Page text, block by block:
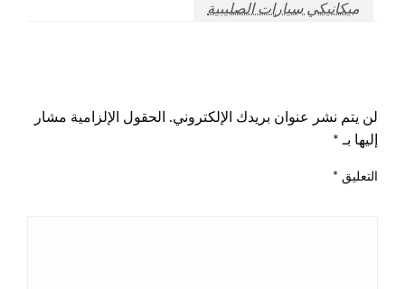
ميكانيكي سيارات الصليبية
لن يتم نشر عنوان بريدك الإلكتروني.
الحقول الإلزامية مشار
إليها بـ *
التعليق *